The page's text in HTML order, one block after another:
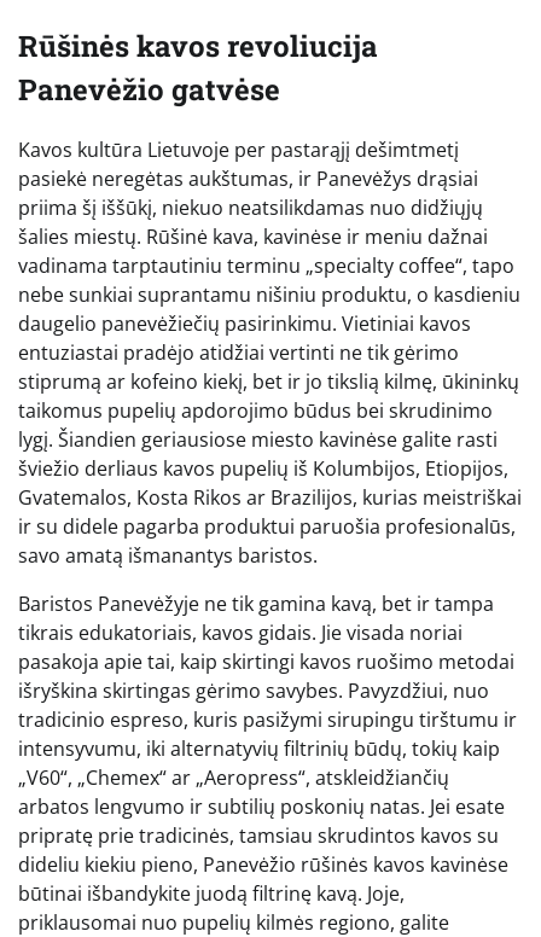
Rūšinės kavos revoliucija
Panevėžio gatvėse
Kavos kultūra Lietuvoje per pastarąjį dešimtmetį
pasiekė neregėtas aukštumas, ir Panevėžys drąsiai
priima šį iššūkį, niekuo neatsilikdamas nuo didžiųjų
šalies miestų. Rūšinė kava, kavinėse ir meniu dažnai
vadinama tarptautiniu terminu „specialty coffee“, tapo
nebe sunkiai suprantamu nišiniu produktu, o kasdieniu
daugelio panevėžiečių pasirinkimu. Vietiniai kavos
entuziastai pradėjo atidžiai vertinti ne tik gėrimo
stiprumą ar kofeino kiekį, bet ir jo tikslią kilmę, ūkininkų
taikomus pupelių apdorojimo būdus bei skrudinimo
lygį. Šiandien geriausiose miesto kavinėse galite rasti
šviežio derliaus kavos pupelių iš Kolumbijos, Etiopijos,
Gvatemalos, Kosta Rikos ar Brazilijos, kurias meistriškai
ir su didele pagarba produktui paruošia profesionalūs,
savo amatą išmanantys baristos.
Baristos Panevėžyje ne tik gamina kavą, bet ir tampa
tikrais edukatoriais, kavos gidais. Jie visada noriai
pasakoja apie tai, kaip skirtingi kavos ruošimo metodai
išryškina skirtingas gėrimo savybes. Pavyzdžiui, nuo
tradicinio espreso, kuris pasižymi sirupingu tirštumu ir
intensyvumu, iki alternatyvių filtrinių būdų, tokių kaip
„V60“, „Chemex“ ar „Aeropress“, atskleidžiančių
arbatos lengvumo ir subtilių poskonių natas. Jei esate
pripratę prie tradicinės, tamsiau skrudintos kavos su
dideliu kiekiu pieno, Panevėžio rūšinės kavos kavinėse
būtinai išbandykite juodą filtrinę kavą. Joje,
priklausomai nuo pupelių kilmės regiono, galite